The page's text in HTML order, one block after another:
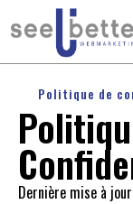
Politique de
Dernière mise à